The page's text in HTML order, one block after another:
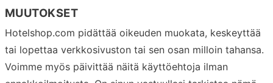
MUUTOKSET
Hotelshop.com pidättää oikeuden muokata, keskeyttää
tai lopettaa verkkosivuston tai sen osan milloin tahansa.
Voimme myös päivittää näitä käyttöehtoja ilman